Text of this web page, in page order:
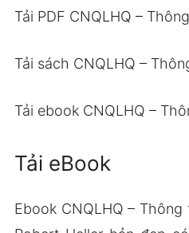
Tải PDF CNQLHQ –
Tải sách CNQLHQ –
Tải ebook CNQLHQ –
Tải eBook
Ebook CNQLHQ –